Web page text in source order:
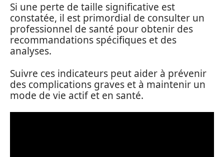
Si une perte de taille significative est
constatée, il est primordial de consulter un
professionnel de santé pour obtenir des
recommandations spécifiques et des
analyses.
Suivre ces indicateurs peut aider à prévenir
des complications graves et à maintenir un
mode de vie actif et en santé.